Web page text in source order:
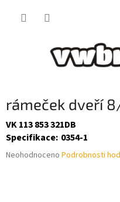
rámeček dveří
VK 113 853 321DB
Specifikace: 0354-1
Průměrné
Neohodnoceno Podrobnosti